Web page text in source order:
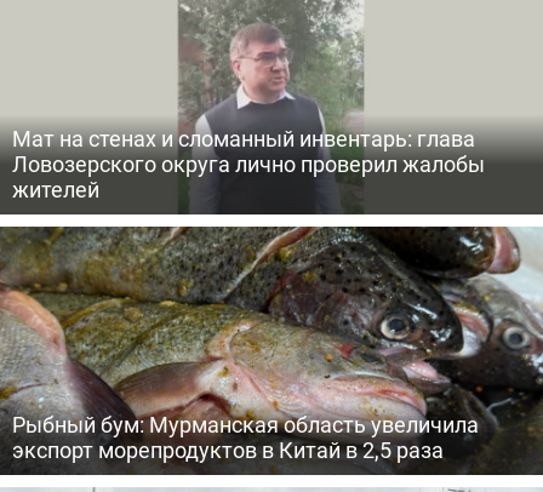
Мат на стенах и сломанный инвентарь: глава
Ловозерского округа лично проверил жалобы
жителей
Рыбный бум: Мурманская область увеличила
экспорт морепродуктов в Китай в 2,5 раза